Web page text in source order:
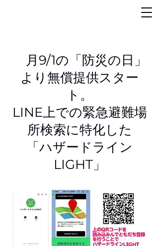
月9/1の「防災の日」
より無償提供スター
ト。
LINE上での緊急避難場
所検索に特化した
​「ハザードライン
LIGHT」